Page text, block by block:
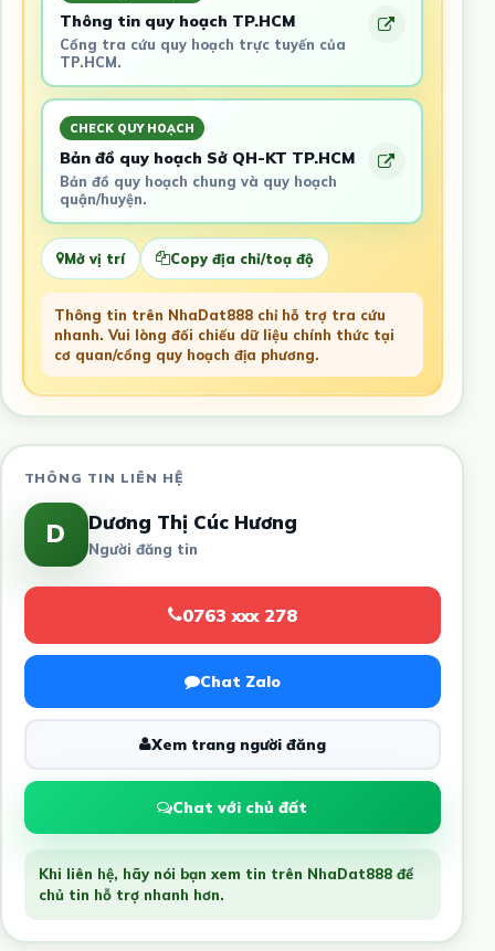
Thông tin quy hoạch TP.HCM
Cổng tra cứu quy hoạch trực tuyến của
TP.HCM.
CHECK QUY HOẠCH
Bản đồ quy hoạch Sở QH-KT TP.HCM
Bản đồ quy hoạch chung và quy hoạch
quận/huyện.
Mở vị trí Copy địa chỉ/toạ độ
Thông tin trên NhaDat888 chỉ hỗ trợ tra cứu
nhanh. Vui lòng đối chiếu dữ liệu chính thức tại
cơ quan/cổng quy hoạch địa phương.
THÔNG TIN LIÊN HỆ
D Dương Thị Cúc Hương
Người đăng tin
0763 xxx 278
Chat Zalo
Xem trang người đăng
Chat với chủ đất
Khi liên hệ, hãy nói bạn xem tin trên NhaDat888 để
chủ tin hỗ trợ nhanh hơn.